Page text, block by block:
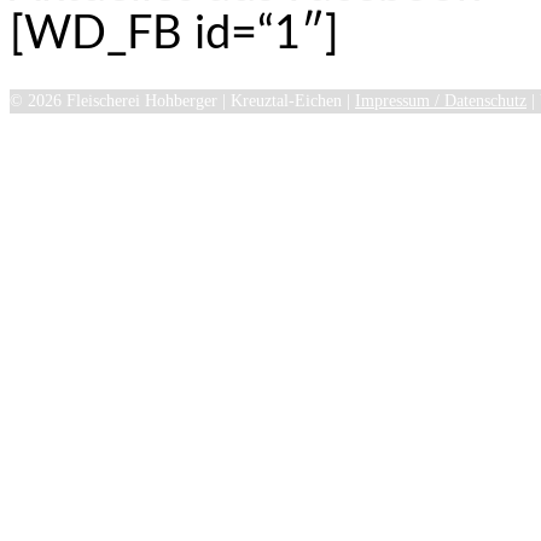
[WD_FB id=“1″]
© 2026 Fleischerei Hohberger | Kreuztal-Eichen | Impressum / Datenschutz